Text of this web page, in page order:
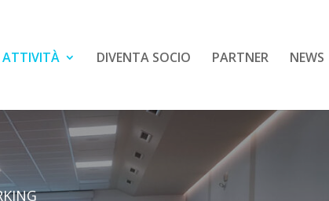
ATTIVITÀ DIVENTA SOCIO PARTNER NEWS